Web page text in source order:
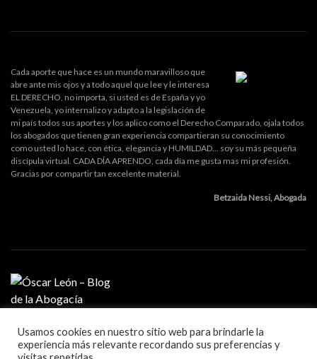
Cada aporte que hace es un mundo maravilloso que
abre ante mis ojos y a todo aquel que lee y le interesa
EL DERECHO, no importa, si usted es de España y yo
Venezuela, yo internalizo y adapto a la legislación de
mi país todos sus aportes y los aplico como el Derecho Comparado, ojala todos
los abogados que tienen gran experiencia compartieran su conocimiento
como usted lo hace, con ética, elegancia y HUMILDAD... soy su más pequeña
discípula virtual. CADA DÍA APRENDO, cada día me gusta mas mi profesión.
Gracias por compartir tan excelente material.
Betzaida Nessi, Abogada
MI PROFESIÓN
GESTIÓN DE DESPACHO
Usamos cookies en nuestro sitio web para brindarle la
experiencia más relevante recordando sus preferencias y